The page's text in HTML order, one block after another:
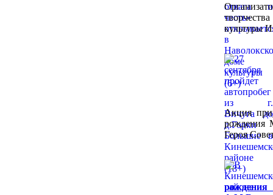
культуры
Акция
рождения
Героя